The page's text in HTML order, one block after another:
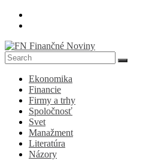
Skip
FN
Finančné
Noviny
Denník
ekonomike
spoločnosti
Ekonomika
Financie
Firmy a trhy
Spoločnosť
Svet
Manažment
Literatúra
Názory